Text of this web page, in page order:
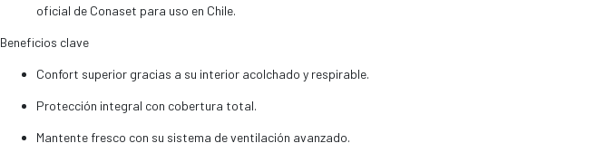
oficial de Conaset para uso en Chile.
Beneficios clave
Confort superior gracias a su interior acolchado y respirable.
Protección integral con cobertura total.
Mantente fresco con su sistema de ventilación avanzado.